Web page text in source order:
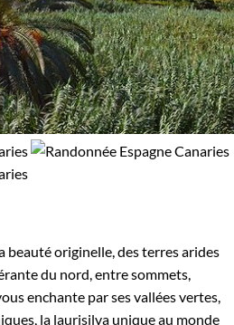
beauté originelle, des terres arides
du nord, entre sommets,
enchante par ses vallées vertes,
la laurisilva unique au monde